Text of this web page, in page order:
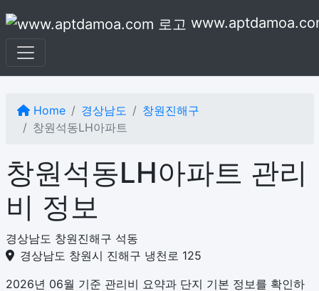
Home 경상남도
창원진해구
창원석동LH아파트
창원석동LH아파트 관리
비 정보
경상남도 창원진해구 석동
경상남도 창원시 진해구 냉천로 125
2026년 06월 기준 관리비 요약과 단지 기본 정보를 확인하